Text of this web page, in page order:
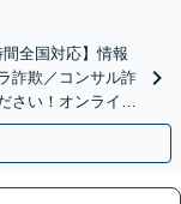
間全国対応】情報
詐欺／コンサル詐
さい！オンライン